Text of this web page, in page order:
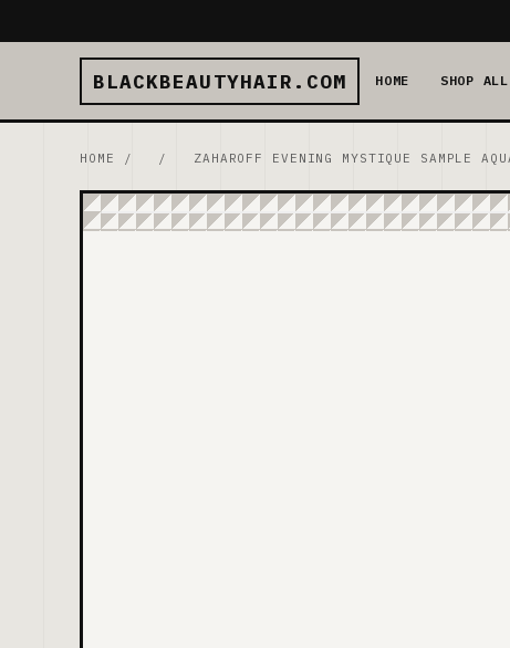
BLACKBEAUTYHAIR.COM HOME SHOP ALL
HOME / / ZAHAROFF EVENING MYSTIQUE SAMPLE